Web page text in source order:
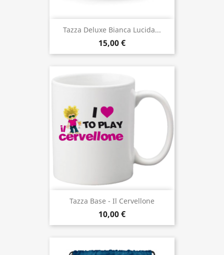
Tazza Deluxe Bianca Lucida...
15,00 €
Tazza Base - Il Cervellone
10,00 €